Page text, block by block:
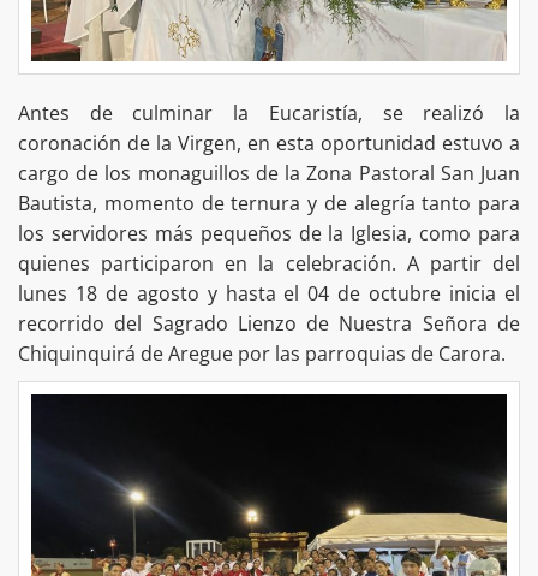
Antes de culminar la Eucaristía, se realizó la
coronación de la Virgen, en esta oportunidad estuvo a
cargo de los monaguillos de la Zona Pastoral San Juan
Bautista, momento de ternura y de alegría tanto para
los servidores más pequeños de la Iglesia, como para
quienes participaron en la celebración. A partir del
lunes 18 de agosto y hasta el 04 de octubre inicia el
recorrido del Sagrado Lienzo de Nuestra Señora de
Chiquinquirá de Aregue por las parroquias de Carora.